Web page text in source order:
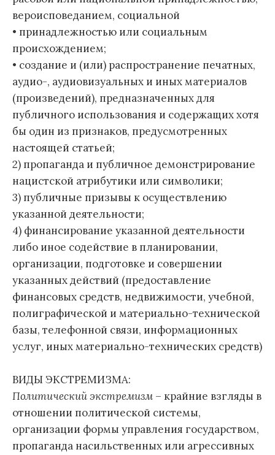
вероисповеданием, социальной
• принадлежностью или социальным
происхождением;
• создание и (или) распространение печатных,
аудио-, аудиовизуальных и иных материалов
(произведений), предназначенных для
публичного использования и содержащих хотя
бы один из признаков, предусмотренных
настоящей статьей;
2) пропаганда и публичное демонстрирование
нацистской атрибутики или символики;
3) публичные призывы к осуществлению
указанной деятельности;
4) финансирование указанной деятельности
либо иное содействие в планировании,
организации, подготовке и совершении
указанных действий (предоставление
финансовых средств, недвижимости, учебной,
полиграфической и материально-технической
базы, телефонной связи, информационных
услуг, иных материально-технических средств)
ВИДЫ ЭКСТРЕМИЗМА:
Политический экстремизм – крайние взгляды в
отношении политической системы,
организации формы управления государством,
пропаганда насильственных или агрессивных